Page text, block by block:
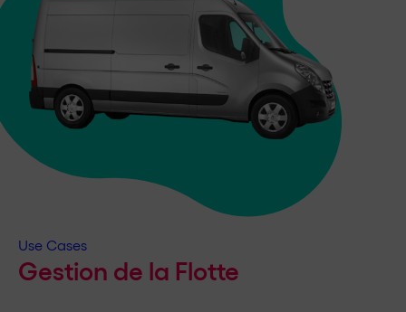
Use Cases
Gestion de la Flotte